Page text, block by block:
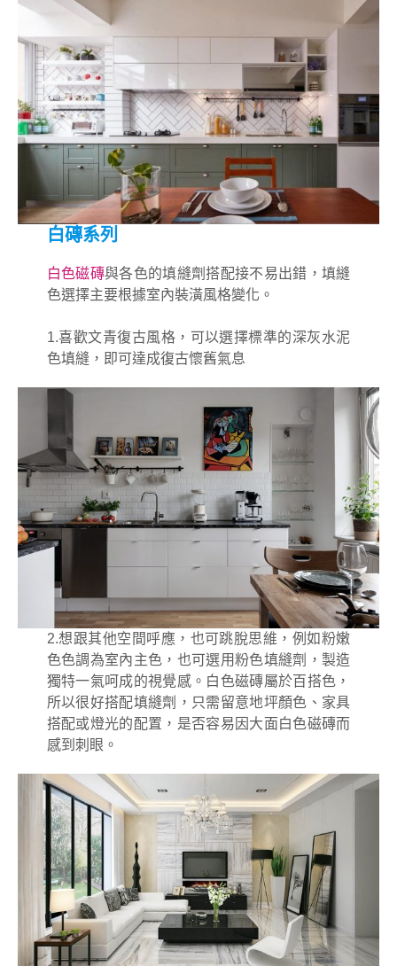
白磚系列
白色磁磚與各色的填縫劑搭配接不易出錯，填縫
色選擇主要根據室內裝潢風格變化。
1.喜歡文青復古風格，可以選擇標準的深灰水泥
色填縫，即可達成復古懷舊氣息
2.想跟其他空間呼應，也可跳脫思維，例如粉嫩
色色調為室內主色，也可選用粉色填縫劑，製造
獨特一氣呵成的視覺感。白色磁磚屬於百搭色，
所以很好搭配填縫劑，只需留意地坪顏色、家具
搭配或燈光的配置，是否容易因大面白色磁磚而
感到刺眼。